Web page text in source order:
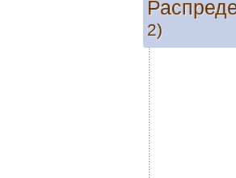
2)